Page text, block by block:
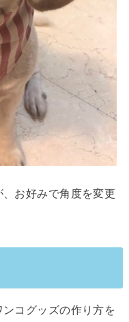
お好みで角度を変更
コグッズの作り方を